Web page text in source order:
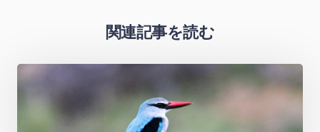
関連記事を読む